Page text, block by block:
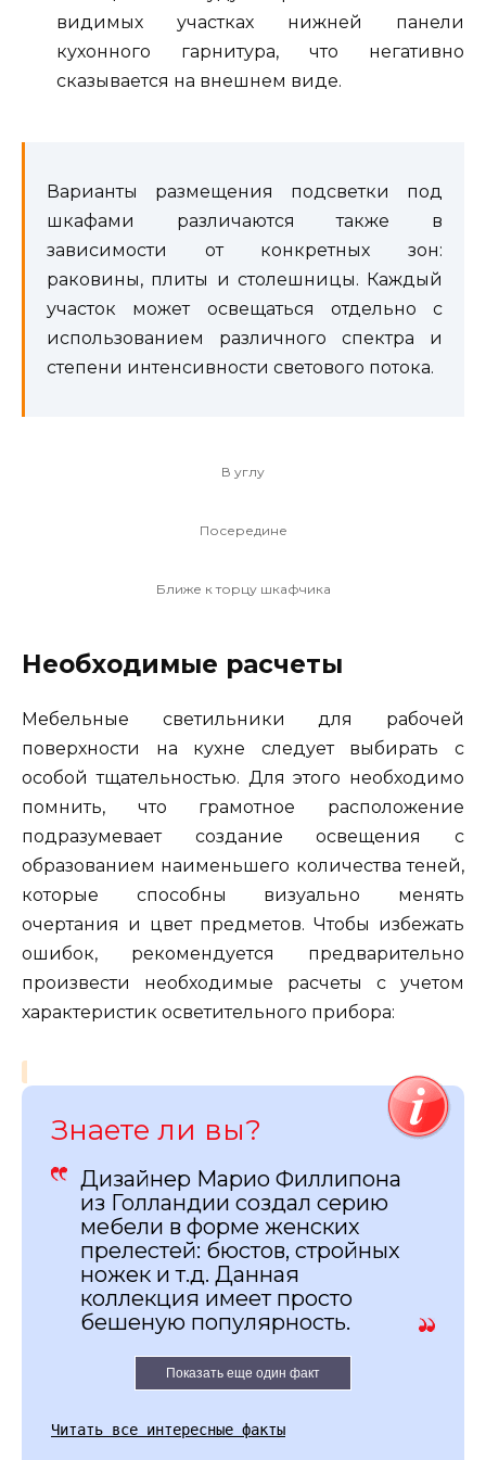
видимых участках нижней панели
кухонного гарнитура, что негативно
сказывается на внешнем виде.
Варианты размещения подсветки под
шкафами различаются также в
зависимости от конкретных зон:
раковины, плиты и столешницы. Каждый
участок может освещаться отдельно с
использованием различного спектра и
степени интенсивности светового потока.
В углу
Посередине
Ближе к торцу шкафчика
Необходимые расчеты
Мебельные светильники для рабочей
поверхности на кухне следует выбирать с
особой тщательностью. Для этого необходимо
помнить, что грамотное расположение
подразумевает создание освещения с
образованием наименьшего количества теней,
которые способны визуально менять
очертания и цвет предметов. Чтобы избежать
ошибок, рекомендуется предварительно
произвести необходимые расчеты с учетом
характеристик осветительного прибора:
Знаете ли вы?
Дизайнер Марио Филлипона
из Голландии создал серию
мебели в форме женских
прелестей: бюстов, стройных
ножек и т.д. Данная
коллекция имеет просто
бешеную популярность.
Показать еще один факт
Читать все интересные факты